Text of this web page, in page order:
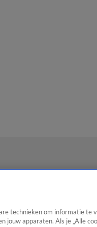
technieken om informatie te
jouw apparaten. Als je „Alle